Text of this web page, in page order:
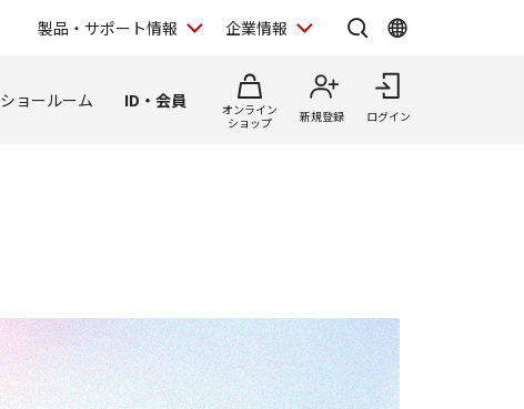
製品・サポート情報 企業情報
ショールーム ID・会員
オンライン
ショップ
新規登録 ログイン